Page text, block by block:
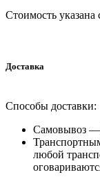
Стоимость указана
Доставка
Способы доставки:
Самовывоз —
любой